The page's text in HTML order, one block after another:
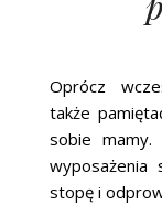
Oprócz
także
sobie mamy.
wyposażenia
stopę i